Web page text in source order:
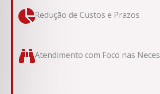
Redução de Custos e Prazos
Atendimento com Foco nas